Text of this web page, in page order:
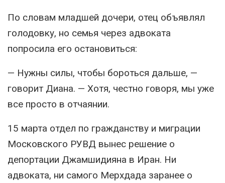
По словам младшей дочери, отец объявлял
голодовку, но семья через адвоката
попросила его остановиться:
— Нужны силы, чтобы бороться дальше, —
говорит Диана. — Хотя, честно говоря, мы уже
все просто в отчаянии.
15 марта отдел по гражданству и миграции
Московского РУВД вынес решение о
депортации Джамшидияна в Иран. Ни
адвоката, ни самого Мерхдада заранее о